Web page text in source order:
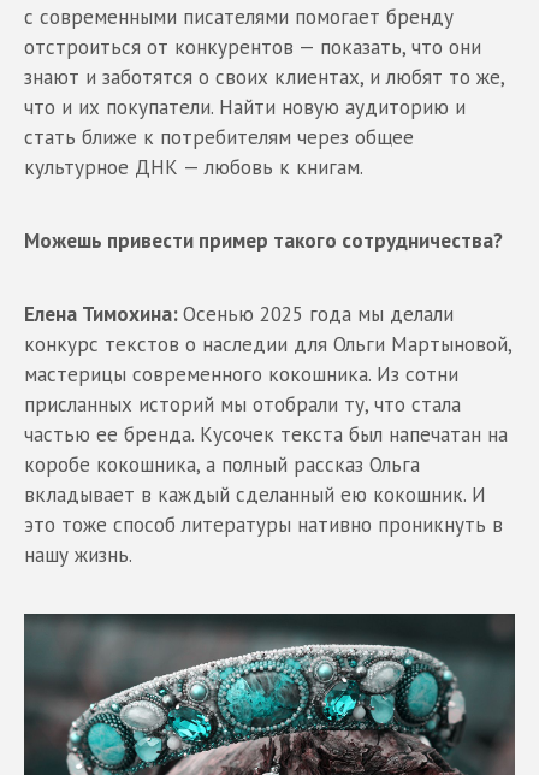
с современными писателями помогает бренду
отстроиться от конкурентов — показать, что они
знают и заботятся о своих клиентах, и любят то же,
что и их покупатели. Найти новую аудиторию и
стать ближе к потребителям через общее
культурное ДНК — любовь к книгам.
Можешь привести пример такого сотрудничества?
Елена Тимохина:Осенью 2025 года мы делали
конкурс текстов о наследии для Ольги Мартыновой,
мастерицы современного кокошника. Из сотни
присланных историй мы отобрали ту, что стала
частью ее бренда. Кусочек текста был напечатан на
коробе кокошника, а полный рассказ Ольга
вкладывает в каждый сделанный ею кокошник. И
это тоже способ литературы нативно проникнуть в
нашу жизнь.